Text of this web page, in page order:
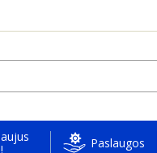
Paslaugos